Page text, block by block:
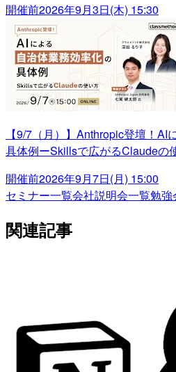
開催前2026年9月3日(木) 15:30
【9/7（月）】Anthropic登壇！
具体例ーSkillsで広がるClaudeの
開催前2026年9月7日(月) 15:00
セミナー一覧会社説明会一覧勉強
関連記事